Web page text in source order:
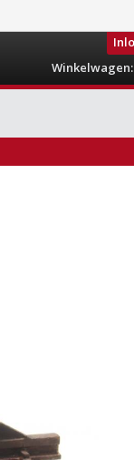
Winkelwagen: